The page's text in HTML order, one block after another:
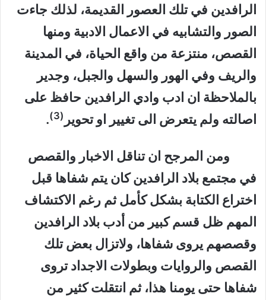
الرافدين في تلك العصور القديمة، لذلك جاءت
الصور والتشابيه في الاعمال الادبية ومنها
القصص، منتزعة من واقع الحياة، في المدينة
والريف وفي الهور والسهل والجبل، وجدير
بالملاحظة ان ادب وادي الرافدين حافظ على
اصالته ولم يتعرض الى تغيير او تحوير (3)
.
ومن المرجح ان تناقل الاخبار والقصص
في مجتمع بلاد الرافدين كان يتم شفاها قبل
اختراع الكتابة بشكل كأمل ثم رغم الاكتشاف
المهم ظل قسم كبير من أدب بلاد الرافدين
وقصصهم يروى شفاها، ولاتزال بعض تلك
القصص والروايات وبطولات الاجداد تروى
شفاها حتى يومنا هذا، ثم انتقلت كثير من